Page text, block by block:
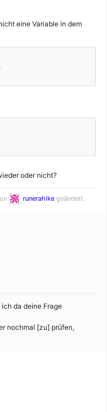
eine Variable in dem
oder nicht?
runerahlke geändert.
da deine Frage
nochmal [zu] prüfen,